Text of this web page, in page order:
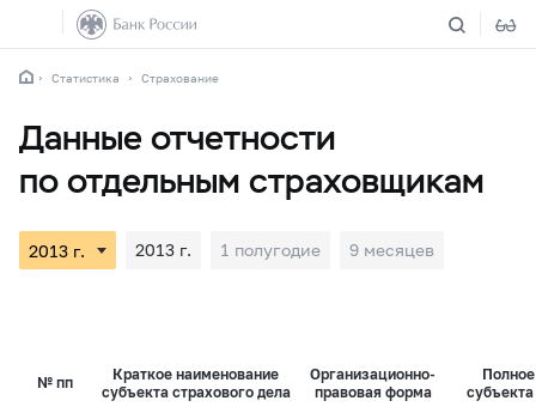
Статистика Страхование
Данные отчетности
по отдельным страховщикам
2013 г. 1 полугодие 9 месяцев
№ пп
Краткое наименование
субъекта страхового дела
Организационно-
правовая форма